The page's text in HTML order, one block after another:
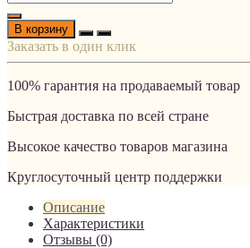
В корзину
Заказать в один клик
100% гарантия на продаваемый товар
Быстрая доставка по всей стране
Высокое качество товаров магазина
Круглосуточный центр поддержки
Описание
Характеристики
Отзывы (0)